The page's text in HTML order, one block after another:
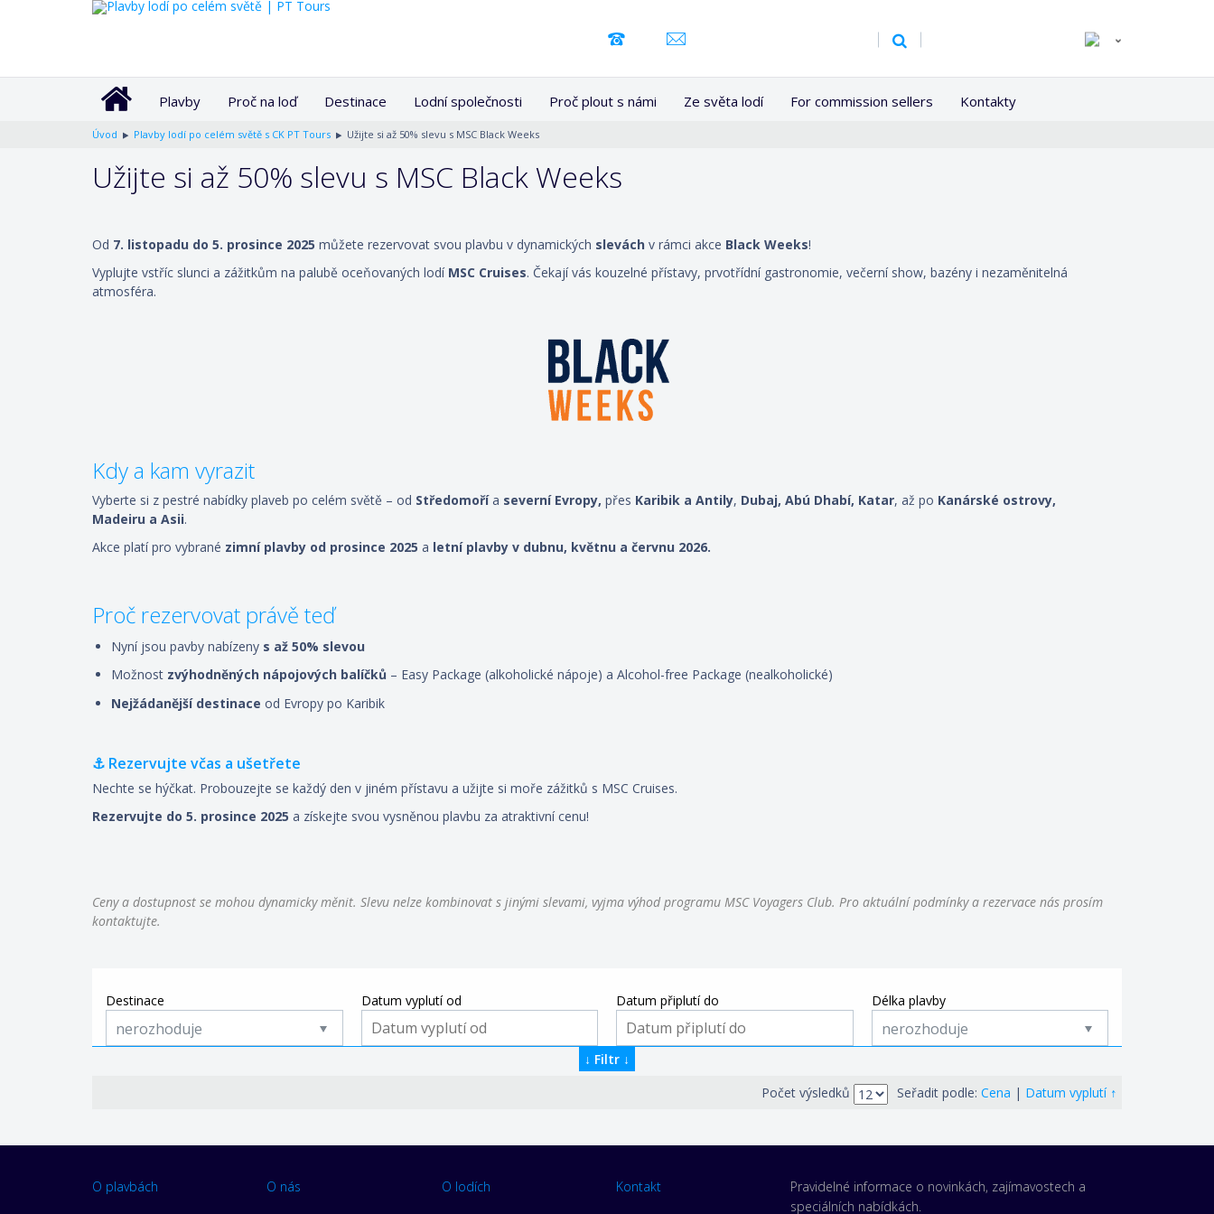
Plavby Proč na loď Destinace Lodní společnosti Proč plout s námi Ze světa lodí For commission sellers Kontakty
Úvod Plavby lodí po celém světě s CK PT Tours Užijte si až 50% slevu s MSC Black Weeks
Užijte si až 50% slevu s MSC Black Weeks
Od 7. listopadu do 5. prosince 2025 můžete rezervovat svou plavbu v dynamických slevách v rámci akce Black Weeks!
Vyplujte vstříc slunci a zážitkům na palubě oceňovaných lodí MSC Cruises. Čekají vás kouzelné přístavy, prvotřídní gastronomie, večerní show, bazény i nezaměnitelná
atmosféra.
Kdy a kam vyrazit
Vyberte si z pestré nabídky plaveb po celém světě – od Středomořía severní Evropy, přes Karibik a Antily, Dubaj, Abú Dhabí, Katar, až po Kanárské ostrovy,
Madeiru a Asii.
Akce platí pro vybrané zimní plavby od prosince 2025 a letní plavby v dubnu, květnu a červnu 2026.
Proč rezervovat právě teď
Nyní jsou pavby nabízeny s až 50% slevou
Možnost zvýhodněných nápojových balíčků – Easy Package (alkoholické nápoje) a Alcohol-free Package (nealkoholické)
Nejžádanější destinace od Evropy po Karibik
⚓ Rezervujte včas a ušetřete
Nechte se hýčkat. Probouzejte se každý den v jiném přístavu a užijte si moře zážitků s MSC Cruises.
Rezervujte do 5. prosince 2025 a získejte svou vysněnou plavbu za atraktivní cenu!
Ceny a dostupnost se mohou dynamicky měnit. Slevu nelze kombinovat s jinými slevami, vyjma výhod programu MSC Voyagers Club. Pro aktuální podmínky a rezervace nás prosím
kontaktujte.
Destinace
nerozhoduje
Datum vyplutí od Datum připlutí do Délka plavby
nerozhoduje
↓ Filtr ↓
Seřadit podle: Cena | Datum vyplutí ↑
Počet výsledků
O plavbách O nás O lodích Kontakt
Pravidelné informace o novinkách, zajímavostech a
speciálních nabídkách.